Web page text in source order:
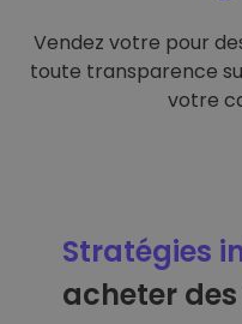
Vendez votre pour
toute transparence
votre
Stratégies
acheter